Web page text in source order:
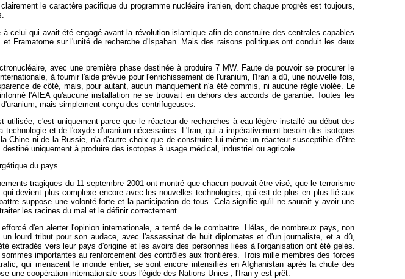
le caractère pacifique du programme nucléaire iranien, dont chaque progrès est toujours,
celui qui avait été engagé avant la révolution islamique afin de construire des centrales capables
Framatome sur l'unité de recherche d'Ispahan. Mais des raisons politiques ont conduit les deux
avec une première phase destinée à produire 7 MW. Faute de pouvoir se procurer le
à fournir l'aide prévue pour l'enrichissement de l'uranium, l'Iran a dû, une nouvelle fois,
de côté, mais, pour autant, aucun manquement n'a été commis, ni aucune règle violée. Le
l'AIEA qu'aucune installation ne se trouvait en dehors des accords de garantie. Toutes les
mais simplement conçu des centrifugeuses.
c'est uniquement parce que le réacteur de recherches à eau légère installé au début des
et de l'oxyde d'uranium nécessaires. L'Iran, qui a impérativement besoin des isotopes
ni de la Russie, n'a d'autre choix que de construire lui-même un réacteur susceptible d'être
uniquement à produire des isotopes à usage médical, industriel ou agricole.
du pays.
tragiques du 11 septembre 2001 ont montré que chacun pouvait être visé, que le terrorisme
devient plus complexe encore avec les nouvelles technologies, qui est de plus en plus lié aux
suppose une volonté forte et la participation de tous. Cela signifie qu'il ne saurait y avoir une
les racines du mal et le définir correctement.
d'en alerter l'opinion internationale, a tenté de le combattre. Hélas, de nombreux pays, non
lourd tribut pour son audace, avec l'assassinat de huit diplomates et d'un journaliste, et a dû,
extradés vers leur pays d'origine et les avoirs des personnes liées à l'organisation ont été gelés.
importantes au renforcement des contrôles aux frontières. Trois mille membres des forces
qui menacent le monde entier, se sont encore intensifiés en Afghanistan après la chute des
une coopération internationale sous l'égide des Nations Unies ; l'Iran y est prêt.